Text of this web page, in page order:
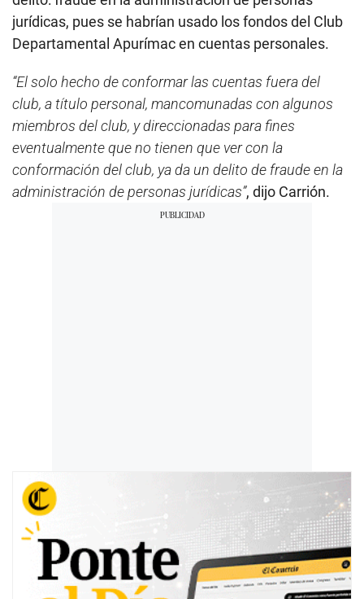
jurídicas, pues se habrían usado los fondos del Club
Departamental Apurímac en cuentas personales.
“El solo hecho de conformar las cuentas fuera del
club, a título personal, mancomunadas con algunos
miembros del club, y direccionadas para fines
eventualmente que no tienen que ver con la
conformación del club, ya da un delito de fraude en la
administración de personas jurídicas”, dijo Carrión.